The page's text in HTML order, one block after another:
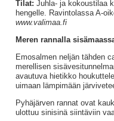
Tilat: Juhla- ja kokoustilaa
hengelle. Ravintolassa A-
www.valimaa.fi
Meren rannalla
Emosalmen neljän tähden
merellisen
avautuva hietikko
uimaan lämpimään
Pyhäjärven rannat ovat
ulottuu sinisinä siintäviin